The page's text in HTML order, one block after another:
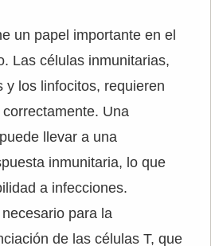
un papel importante en el
Las células inmunitarias,
y los linfocitos, requieren
Una
llevar a una
inmunitaria, lo que
a infecciones.
para la
de las células T, que